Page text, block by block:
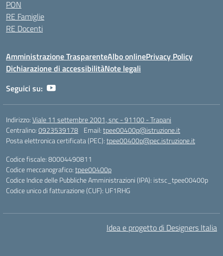
PON
RE Famiglie
RE Docenti
Amministrazione TrasparenteAlbo onlinePrivacy Policy
Dichiarazione di accessibilitàNote legali
Seguici su:
Indirizzo:Viale 11 settembre 2001, snc - 91100 - Trapani
Centralino:0923539178 Email:tpee00400p@istruzione.it
Posta elettronica certificata (PEC):tpee00400p@pec.istruzione.it
Codice fiscale: 80004490811
Codice meccanografico:tpee00400p
Codice Indice delle Pubbliche Amministrazioni (IPA): istsc_tpee00400p
Codice unico di fatturazione (CUF): UF1RHG
Idea e progetto di Designers Italia